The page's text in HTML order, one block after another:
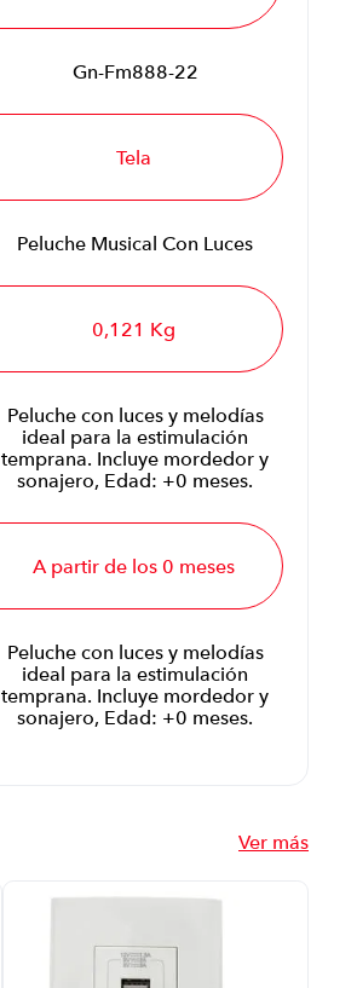
Gn-Fm888-22
Tela
Peluche Musical Con Luces
0,121 Kg
Peluche con luces y melodías
ideal para la estimulación
temprana. Incluye mordedor y
sonajero, Edad: +0 meses.
A partir de los 0 meses
Peluche con luces y melodías
ideal para la estimulación
temprana. Incluye mordedor y
sonajero, Edad: +0 meses.
Ver más